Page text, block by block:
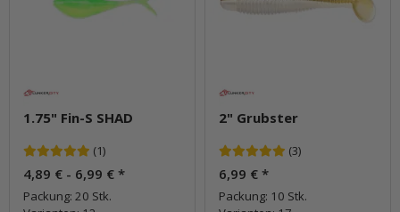
1.75" Fin-S SHAD
(1)
4,89 € - 6,99 € *
Packung: 20 Stk.
2" Grubster
(3)
6,99 € *
Packung: 10 Stk.